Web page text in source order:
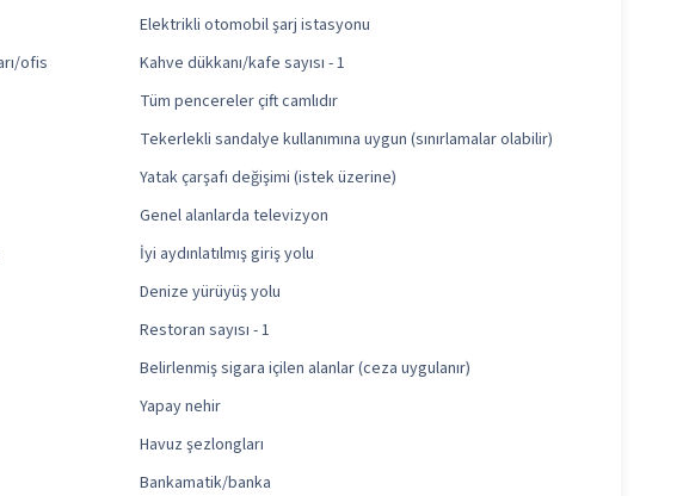
Elektrikli otomobil şarj istasyonu
ofis
Kahve dükkanı/kafe sayısı - 1
Tüm pencereler çift camlıdır
Tekerlekli sandalye kullanımına uygun (sınırlamalar olabilir)
Yatak çarşafı değişimi (istek üzerine)
Genel alanlarda televizyon
İyi aydınlatılmış giriş yolu
Denize yürüyüş yolu
Restoran sayısı - 1
Belirlenmiş sigara içilen alanlar (ceza uygulanır)
Yapay nehir
Havuz şezlongları
Bankamatik/banka